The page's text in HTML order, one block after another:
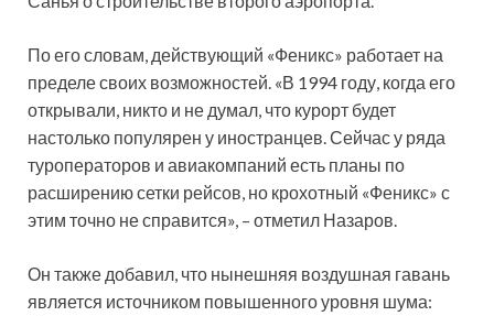
По его словам, действующий «Феникс» работает на
пределе своих возможностей. «В 1994 году, когда его
открывали, никто и не думал, что курорт будет
настолько популярен у иностранцев. Сейчас у ряда
туроператоров и авиакомпаний есть планы по
расширению сетки рейсов, но крохотный «Феникс» с
этим точно не справится», – отметил Назаров.
Он также добавил, что нынешняя воздушная гавань
является источником повышенного уровня шума: